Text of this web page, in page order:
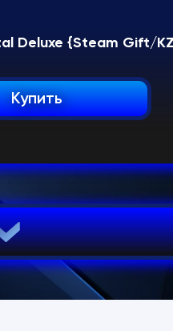
Deluxe {Steam Gift/
Купить